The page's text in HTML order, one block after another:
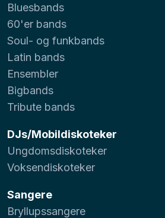
Bluesbands
60'er bands
Soul- og funkbands
Latin bands
Ensembler
Bigbands
Tribute bands
DJs/Mobildiskoteker
Ungdomsdiskoteker
Voksendiskoteker
Sangere
Bryllupssangere